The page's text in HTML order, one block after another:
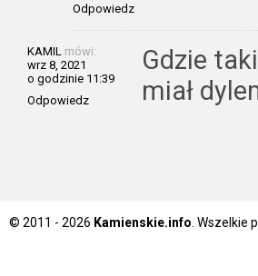
Odpowiedz
KAMIL mówi:
wrz 8, 2021
o godzinie 11:39
Odpowiedz
Gdzie
miał
© 2011 - 2026 Kamienskie.info . Wszelkie